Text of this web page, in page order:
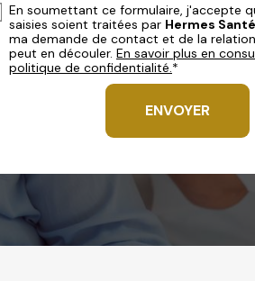
En soumettant ce formulaire, j'accepte
saisies soient traitées par Hermes Santé
ma demande de contact et de la
peut en découler. En savoir plus en
politique de confidentialité.*